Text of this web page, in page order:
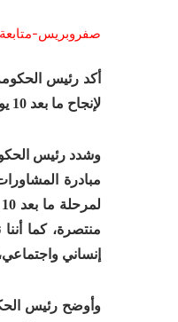
صفروبريس-متابعة
أكد رئيس
لإنجاح ما بعد 10 يونيو 2020 وأن بلادنا كما نجحت في المرحلة السابقة ستنجح بحول الله في المرحلة المقبلة.
مبادرة
منتصرة، كما
إنساني
وأوضح رئيس